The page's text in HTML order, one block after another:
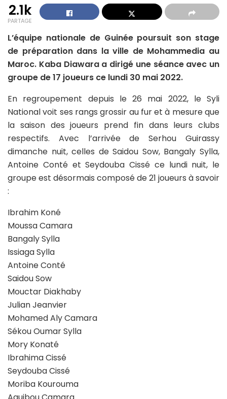
2.1k
PARTAGE
L’équipe nationale de Guinée poursuit son stage
de préparation dans la ville de Mohammedia au
Maroc. Kaba Diawara a dirigé une séance avec un
groupe de 17 joueurs ce lundi 30 mai 2022.
En regroupement depuis le 26 mai 2022, le Syli
National voit ses rangs grossir au fur et à mesure que
la saison des joueurs prend fin dans leurs clubs
respectifs. Avec l’arrivée de Serhou Guirassy
dimanche nuit, celles de Saidou Sow, Bangaly Sylla,
Antoine Conté et Seydouba Cissé ce lundi nuit, le
groupe est désormais composé de 21 joueurs à savoir
:
Ibrahim Koné
Moussa Camara
Bangaly Sylla
Issiaga Sylla
Antoine Conté
Saidou Sow
Mouctar Diakhaby
Julian Jeanvier
Mohamed Aly Camara
Sékou Oumar Sylla
Mory Konaté
Ibrahima Cissé
Seydouba Cissé
Moriba Kourouma